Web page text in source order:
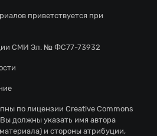
приветствуется при
СМИ Эл. № ФС77-73932
по лицензии Creative Commons
Вы должны указать имя автора
и стороны атрибуции,